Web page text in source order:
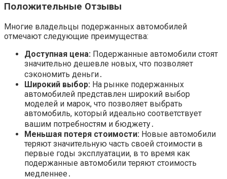
Положительные Отзывы
Многие владельцы подержанных автомобилей
отмечают следующие преимущества:
Доступная цена: Подержанные автомобили стоят
значительно дешевле новых, что позволяет
сэкономить деньги․
Широкий выбор: На рынке подержанных
автомобилей представлен широкий выбор
моделей и марок, что позволяет выбрать
автомобиль, который идеально соответствует
вашим потребностям и бюджету․
Меньшая потеря стоимости: Новые автомобили
теряют значительную часть своей стоимости в
первые годы эксплуатации, в то время как
подержанные автомобили теряют стоимость
медленнее․